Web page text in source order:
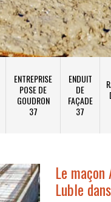
ENTREPRISE
POSE DE
GOUDRON
37
ENDUIT
DE
FAÇADE
37
Le
Luble